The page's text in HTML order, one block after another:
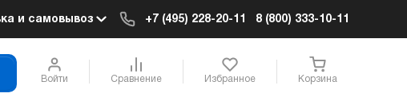
и самовывоз +7 (495) 228-20-11 8 (800) 333-10-11
Войти Сравнение Избранное Корзина